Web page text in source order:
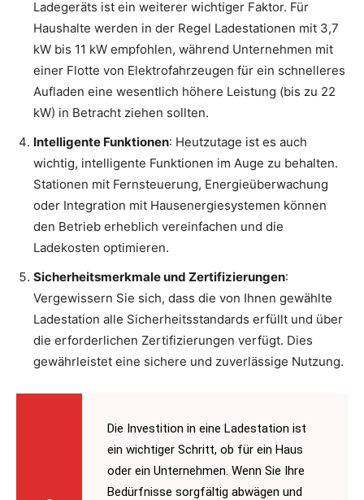
Ladegeräts ist ein weiterer wichtiger Faktor. Für
Haushalte werden in der Regel Ladestationen mit 3,7
kW bis 11 kW empfohlen, während Unternehmen mit
einer Flotte von Elektrofahrzeugen für ein schnelleres
Aufladen eine wesentlich höhere Leistung (bis zu 22
kW) in Betracht ziehen sollten.
Intelligente Funktionen: Heutzutage ist es auch
wichtig, intelligente Funktionen im Auge zu behalten.
Stationen mit Fernsteuerung, Energieüberwachung
oder Integration mit Hausenergiesystemen können
den Betrieb erheblich vereinfachen und die
Ladekosten optimieren.
Sicherheitsmerkmale und Zertifizierungen:
Vergewissern Sie sich, dass die von Ihnen gewählte
Ladestation alle Sicherheitsstandards erfüllt und über
die erforderlichen Zertifizierungen verfügt. Dies
gewährleistet eine sichere und zuverlässige Nutzung.
Die Investition in eine Ladestation ist
ein wichtiger Schritt, ob für ein Haus
oder ein Unternehmen. Wenn Sie Ihre
Bedürfnisse sorgfältig abwägen und